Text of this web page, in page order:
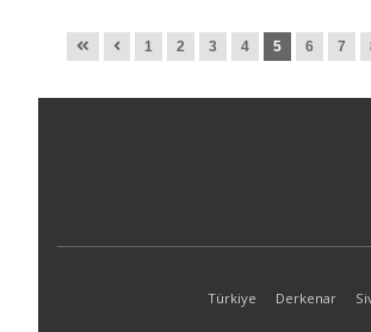
1 2 3 4 5 6 7
Türkiye Derkenar